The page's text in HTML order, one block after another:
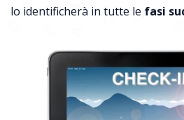
lo identificherà in tutte le fasi